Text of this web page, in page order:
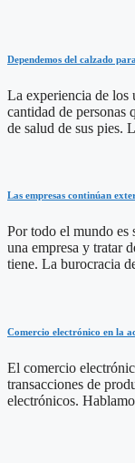
Dependemos del calzado
La experiencia de los
cantidad de personas
de salud de sus pies.
Las empresas continúan
Por todo el mundo
una empresa y tratar
tiene. La burocracia
Comercio electrónico en la
El comercio
transacciones de
electrónicos.